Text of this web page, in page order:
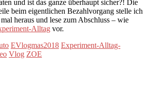
und ist das ganze überhaupt sicher?! Die
beim eigentlichen Bezahlvorgang stelle ich
heraus und lese zum Abschluss – wie
Alltag vor.
EVlogmas2018 Experiment-Alltag-
Vlog ZOE